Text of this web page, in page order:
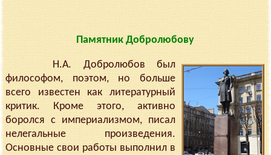
Памятник Добролюбову
Н.А. Добролюбов был
философом, поэтом, но больше
всего известен как литературный
критик. Кроме этого, активно
боролся с империализмом, писал
нелегальные произведения.
Основные свои работы выполнил в